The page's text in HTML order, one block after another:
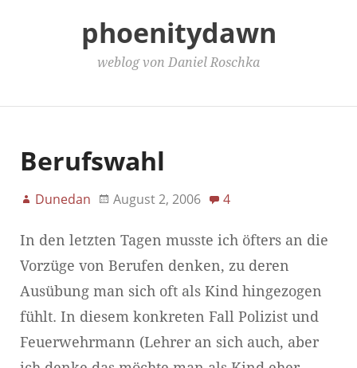
phoenitydawn
weblog von Daniel Roschka
Berufswahl
Dunedan August 2, 2006 4
In den letzten Tagen musste ich öfters an die
Vorzüge von Berufen denken, zu deren
Ausübung man sich oft als Kind hingezogen
fühlt. In diesem konkreten Fall Polizist und
Feuerwehrmann (Lehrer an sich auch, aber